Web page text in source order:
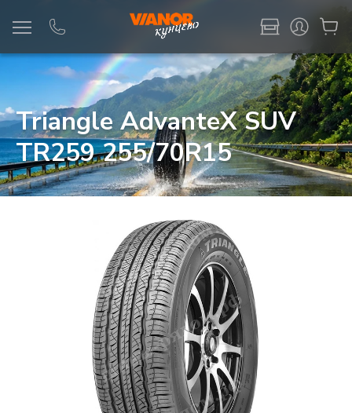
Triangle AdvanteX SUV
TR259 255/70R15
Информация Фото товара